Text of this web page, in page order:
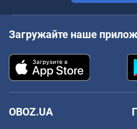
Загружайте наше
OBOZ.UA